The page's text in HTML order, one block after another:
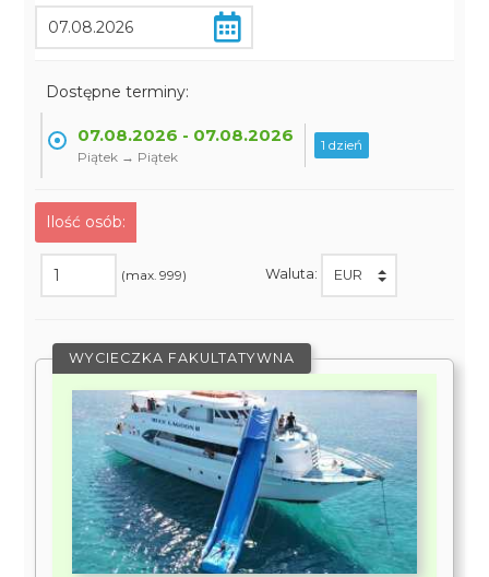
Dostępne terminy:
07.08.2026 - 07.08.2026
Piątek → Piątek
1 dzień
Ilość osób:
(max. 999) Waluta:
WYCIECZKA FAKULTATYWNA